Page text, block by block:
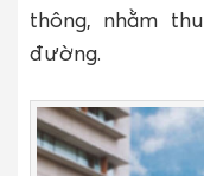
thông, nhằm
đường.